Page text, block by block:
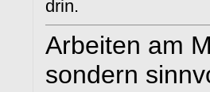
drin.
Arbeiten am
sondern